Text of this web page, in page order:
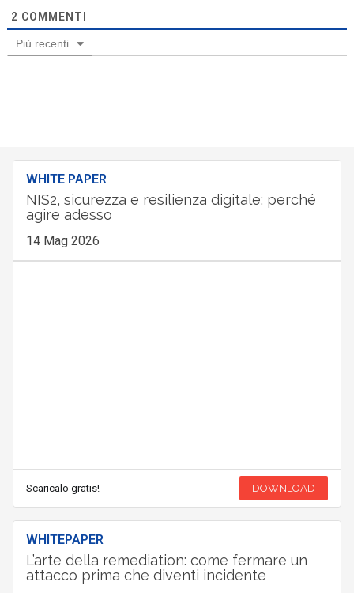
2 COMMENTI
Più recenti
WHITE PAPER
NIS2, sicurezza e resilienza digitale: perché
agire adesso
14 Mag 2026
Scaricalo gratis! DOWNLOAD
WHITEPAPER
L’arte della remediation: come fermare un
attacco prima che diventi incidente